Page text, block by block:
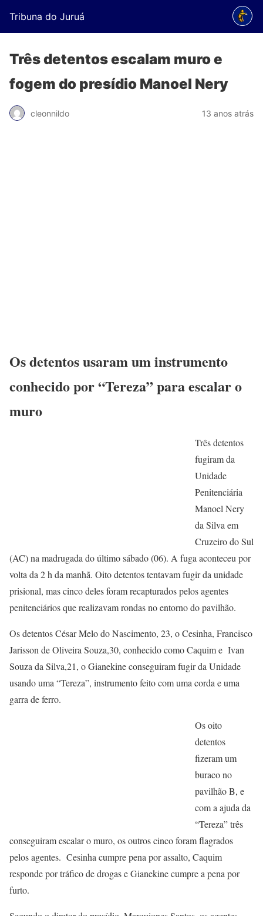
Tribuna do Juruá
Três detentos escalam muro e
fogem do presídio Manoel Nery
cleonnildo 13 anos atrás
Os detentos usaram um instrumento
conhecido por “Tereza” para escalar o
muro
Três detentos
fugiram da
Unidade
Penitenciária
Manoel Nery
da Silva em
Cruzeiro do Sul
(AC) na madrugada do último sábado (06). A fuga aconteceu por
volta da 2 h da manhã. Oito detentos tentavam fugir da unidade
prisional, mas cinco deles foram recapturados pelos agentes
penitenciários que realizavam rondas no entorno do pavilhão.
Os detentos César Melo do Nascimento, 23, o Cesinha, Francisco
Jarisson de Oliveira Souza,30, conhecido como Caquim e Ivan
Souza da Silva,21, o Gianekine conseguiram fugir da Unidade
usando uma “Tereza”, instrumento feito com uma corda e uma
garra de ferro.
Os oito
detentos
fizeram um
buraco no
pavilhão B, e
com a ajuda da
“Tereza” três
conseguiram escalar o muro, os outros cinco foram flagrados
pelos agentes. Cesinha cumpre pena por assalto, Caquim
responde por tráfico de drogas e Gianekine cumpre a pena por
furto.